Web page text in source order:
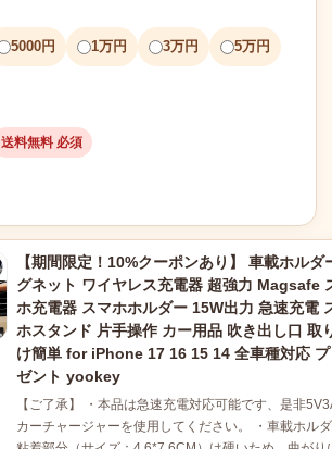
5000円 1万円 3万円 5万円
送料無料 必須
【期間限定！10%クーポンあり】 車載ホルダ
グネット ワイヤレス充電器 超強力 Magsafe
ホ充電器 スマホホルダー 15W出力 急速充電
ホスタンド 片手操作 カー用品 吹き出し口 取
け簡単 for iPhone 17 16 15 14 全車種対応
ゼント yookey
【ご了承】 ・本品は急速充電対応可能です、是非
カーチャージャーを使用してください。 ・車載ホル